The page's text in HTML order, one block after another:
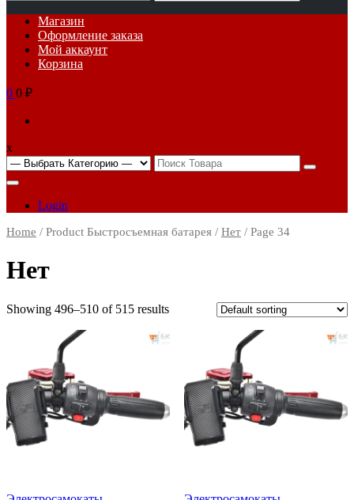
for:
Основное
меню
Магазин
Оформление заказа
Мой аккаунт
Корзина
0 0 ₽
x
Search
for:
Login
Home / Product Быстросъемная батарея / Нет / Page 34
Нет
Showing 496–510 of 515 results